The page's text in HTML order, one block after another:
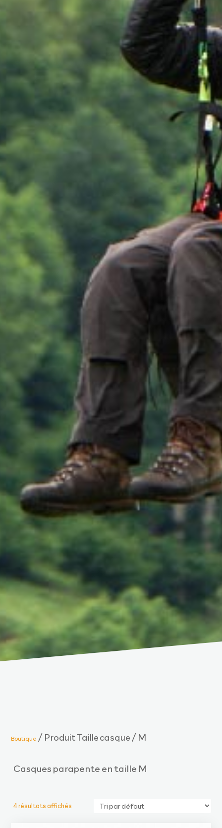
Boutique / Produit Taille casque / M
Casques parapente en taille M
4 résultats affichés